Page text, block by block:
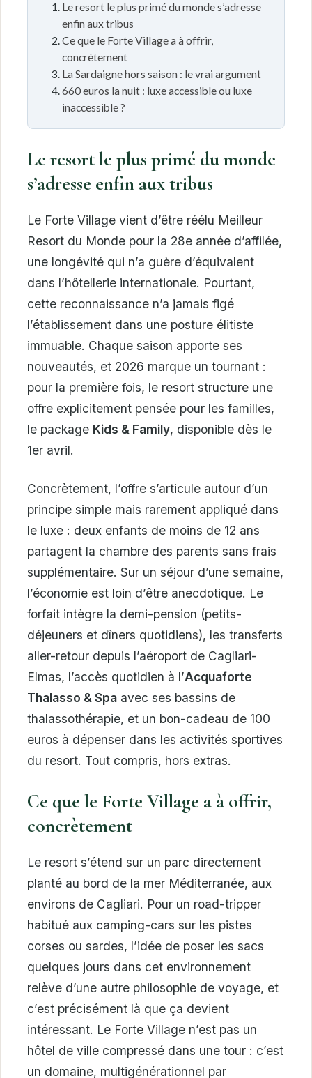
Le resort le plus primé du monde s’adresse
enfin aux tribus
Ce que le Forte Village a à offrir,
concrètement
La Sardaigne hors saison : le vrai argument
660 euros la nuit : luxe accessible ou luxe
inaccessible ?
Le resort le plus primé du monde
s’adresse enfin aux tribus
Le Forte Village vient d’être réélu Meilleur
Resort du Monde pour la 28e année d’affilée,
une longévité qui n’a guère d’équivalent
dans l’hôtellerie internationale. Pourtant,
cette reconnaissance n’a jamais figé
l’établissement dans une posture élitiste
immuable. Chaque saison apporte ses
nouveautés, et 2026 marque un tournant :
pour la première fois, le resort structure une
offre explicitement pensée pour les familles,
le package Kids & Family, disponible dès le
1er avril.
Concrètement, l’offre s’articule autour d’un
principe simple mais rarement appliqué dans
le luxe : deux enfants de moins de 12 ans
partagent la chambre des parents sans frais
supplémentaire. Sur un séjour d’une semaine,
l’économie est loin d’être anecdotique. Le
forfait intègre la demi-pension (petits-
déjeuners et dîners quotidiens), les transferts
aller-retour depuis l’aéroport de Cagliari-
Elmas, l’accès quotidien à l’Acquaforte
Thalasso & Spa avec ses bassins de
thalassothérapie, et un bon-cadeau de 100
euros à dépenser dans les activités sportives
du resort. Tout compris, hors extras.
Ce que le Forte Village a à offrir,
concrètement
Le resort s’étend sur un parc directement
planté au bord de la mer Méditerranée, aux
environs de Cagliari. Pour un road-tripper
habitué aux camping-cars sur les pistes
corses ou sardes, l’idée de poser les sacs
quelques jours dans cet environnement
relève d’une autre philosophie de voyage, et
c’est précisément là que ça devient
intéressant. Le Forte Village n’est pas un
hôtel de ville compressé dans une tour : c’est
un domaine, multigénérationnel par